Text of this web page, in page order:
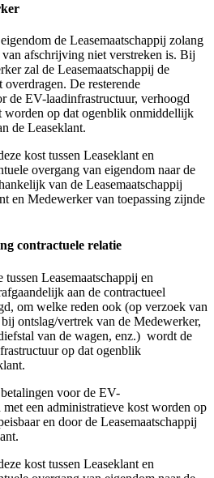
de Leasemaatschappij zolang
afschrijving niet verstreken is. Bij
zal de Leasemaatschappij de
overdragen. De resterende
de EV-laadinfrastructuur, verhoogd
worden op dat ogenblik onmiddellijk
de Leaseklant.
kost tussen Leaseklant en
overgang van eigendom naar de
van de Leasemaatschappij
en Medewerker van toepassing zijnde
contractuele relatie
Leasemaatschappij en
aan de contractueel
om welke reden ook (op verzoek van
ontslag/vertrek van de Medewerker,
van de wagen, enz.) wordt de
op dat ogenblik
voor de EV-
een administratieve kost worden op
en door de Leasemaatschappij
kost tussen Leaseklant en